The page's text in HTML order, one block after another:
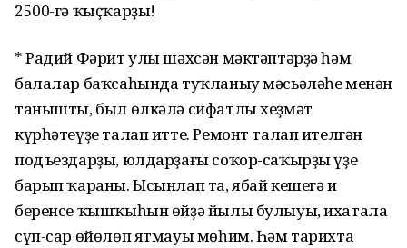
2500-гә ҡыҫҡарҙы!
* Радий Фәрит улы шәхсән мәктәптәрҙә һәм
балалар баҡсаһында туҡланыу мәсьә­ләһе менән
танышты, был өлкәлә сифатлы хеҙмәт
күрһәтеүҙе талап итте. Ремонт талап ителгән
подъездарҙы, юлдарҙағы соҡор-саҡырҙы үҙе
барып ҡараны. Ысынлап та, ябай кешегә иң
беренсе ҡышҡыһын өйҙә йылы булыуы, ихатала
сүп-сар өйөлөп ятмауы мөһим. Һәм тарихта